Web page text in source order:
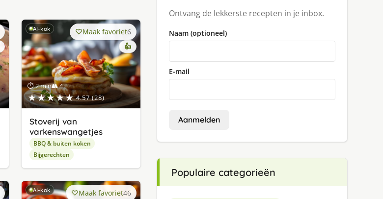
AI-kok
⏱ 2 min👥 4
★★★★★ 4.57 (28)
Maak favoriet6
👍
Stoverij van
varkenswangetjes
BBQ & buiten koken
Bijgerechten
AI-kok Maak favoriet46
Ontvang de lekkerste recepten in je inbox.
Naam (optioneel)
E-mail
Aanmelden
Populaire categorieën